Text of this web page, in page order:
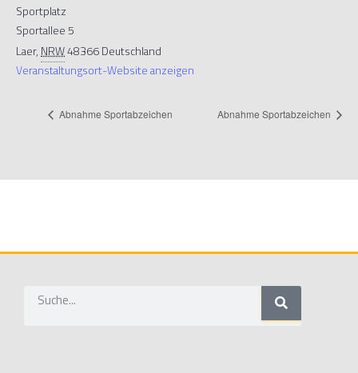
Sportplatz
Sportallee 5
Laer,NRW48366Deutschland
Veranstaltungsort-Website anzeigen
Abnahme Sportabzeichen Abnahme Sportabzeichen